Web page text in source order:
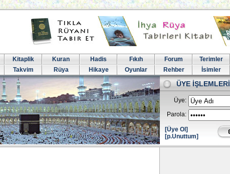
Kitaplik Kuran Hadis Fıkıh Forum
Terimler
Takvim Rüya Hikaye Oyunlar Rehber İsimler
ÜYE İŞLEMLERİ
Üye:
Parola:
[Üye Ol]
[p.Unuttum]